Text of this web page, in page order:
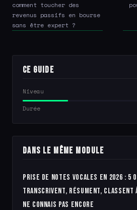
comment toucher des
revenus passifs en bourse
sans être expert ?
Ce guide
Niveau
Durée
Dans le même module
Prise de notes vocales en 2026 : 5
transcrivent, résument, classent
ne connais pas encore